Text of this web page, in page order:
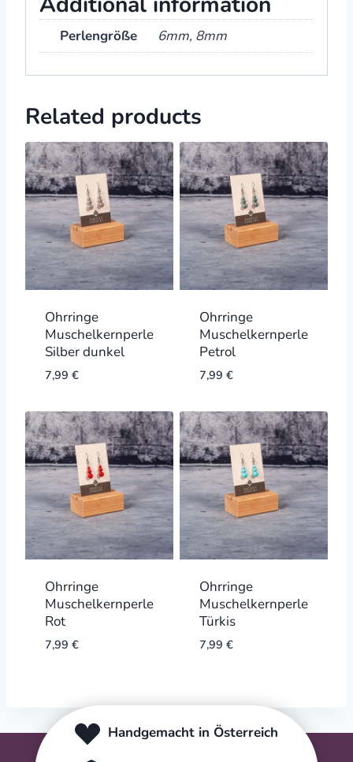
Perlengröße 6mm, 8mm
Related products
Ohrringe
Muschelkernperle
Silber dunkel
7,99 €
Ohrringe
Muschelkernperle
Petrol
7,99 €
Ohrringe
Muschelkernperle
Rot
7,99 €
Ohrringe
Muschelkernperle
Türkis
7,99 €
Handgemacht in Österreich